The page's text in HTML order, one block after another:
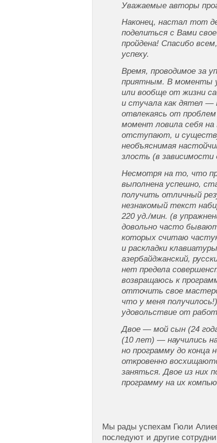
Уважаемые авторы
Наконец, настал тот
поделиться с Вами
пройдена! Спасибо
успеху.
Время, проводимое за
приятным. В моменты
или вообще от жизни
и стучала как дятел —
отвлекаясь от
момент ловила себя
отступают, и
необъяснимая
злость (в
Несмотря на то, что
выполнена успешно,
получить отличный
незнакомый текст
220 уд./мин. (в
довольно часто
которых считаю
и раскладки
азербайджанский,
нет предела
возвращаюсь к
отточить свое
что у меня
удовольствие от
Двое — мой сын (24
(10 лет) — научились
но программу до конца
откровенно
заняться. Двое из них
программу на их
Мы рады успехам Гюли
последуют и другие